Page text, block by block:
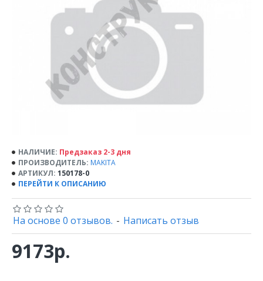
НАЛИЧИЕ: Предзаказ 2-3 дня
ПРОИЗВОДИТЕЛЬ: MAKITA
АРТИКУЛ: 150178-0
ПЕРЕЙТИ К ОПИСАНИЮ
На основе 0 отзывов. - Написать отзыв
9173р.